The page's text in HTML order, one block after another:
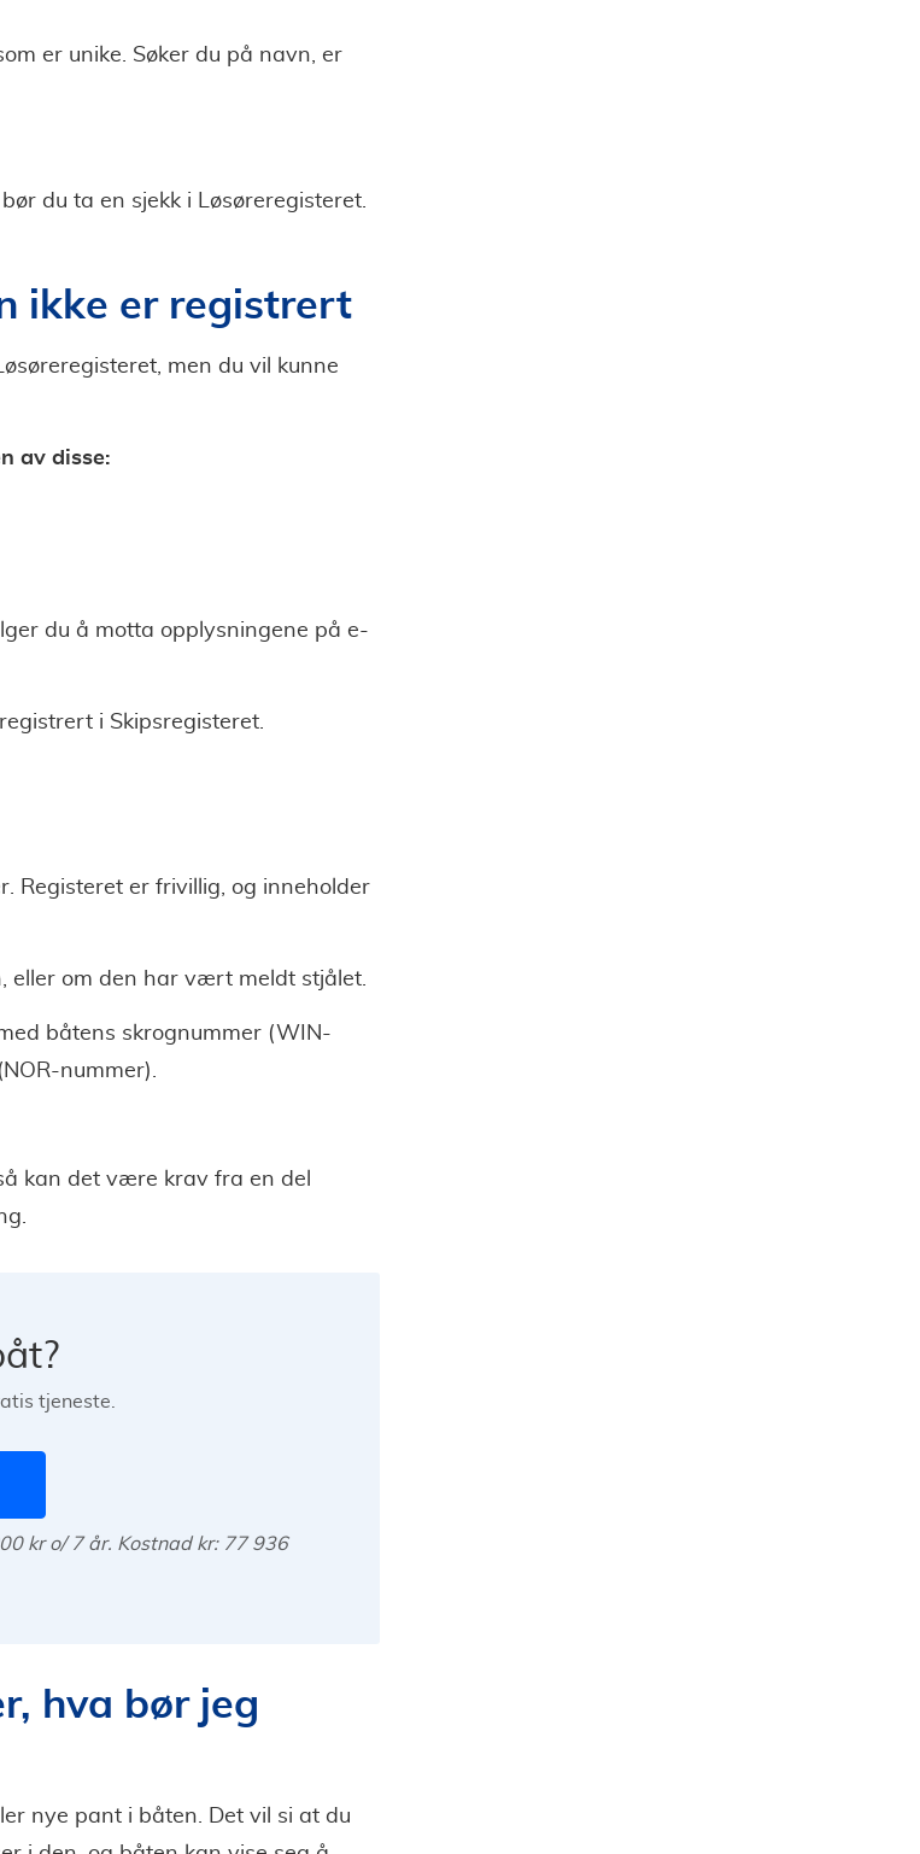
er unike. Søker du på navn, er
du ta en sjekk i Løsøreregisteret.
ikke er registrert
men du vil kunne
av disse:
du å motta opplysningene på e-
i Skipsregisteret.
Registeret er frivillig, og inneholder
eller om den har vært meldt stjålet.
båtens skrognummer (WIN-
nummer).
kan det være krav fra en del
tjeneste.
kr o/ 7 år. Kostnad kr: 77 936
hva bør jeg
nye pant i båten. Det vil si at du